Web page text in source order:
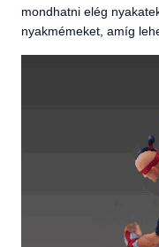
mondhatni elég
nyakmémeket, amíg